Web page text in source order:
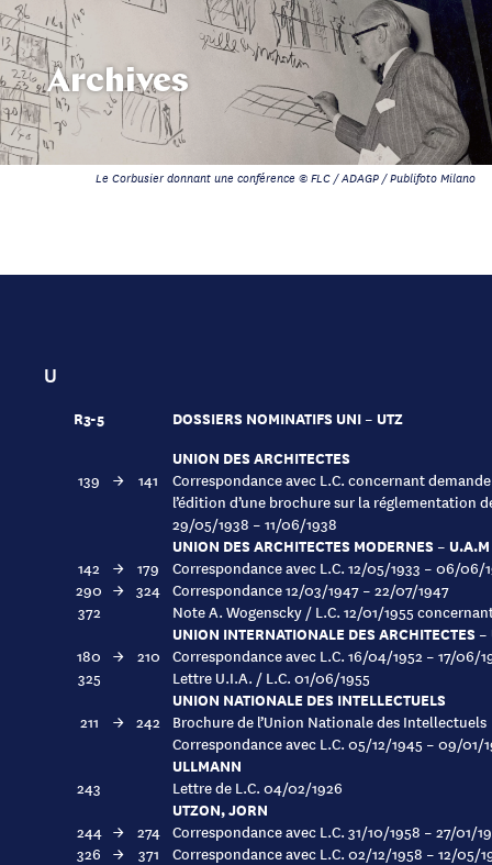
Archives
Le Corbusier donnant une conférence © FLC / ADAGP / Publifoto Milano
U
R3-5
DOSSIERS NOMINATIFS UNI – UTZ
UNION DES ARCHITECTES
139 → 141
Correspondance avec L.C. concernant
l’édition d’une brochure sur la réglementation
29/05/1938 – 11/06/1938
UNION DES ARCHITECTES MODERNES – U.A.M
142 → 179
Correspondance avec L.C. 12/05/1933 – 06/06/
290 → 324 Correspondance 12/03/1947 – 22/07/1947
372
Note A. Wogenscky / L.C. 12/01/1955
UNION INTERNATIONALE DES ARCHITECTES
180 → 210 Correspondance avec L.C. 16/04/1952 – 17/06/
325
Lettre U.I.A. / L.C. 01/06/1955
UNION NATIONALE DES INTELLECTUELS
211 → 242 Brochure de l’Union Nationale des Intellectuels
Correspondance avec L.C. 05/12/1945 – 09/01/
ULLMANN
243 Lettre de L.C. 04/02/1926
UTZON, JORN
244 → 274 Correspondance avec L.C. 31/10/1958 – 27/01/
326 → 371 Correspondance avec L.C. 02/12/1958 – 12/05/